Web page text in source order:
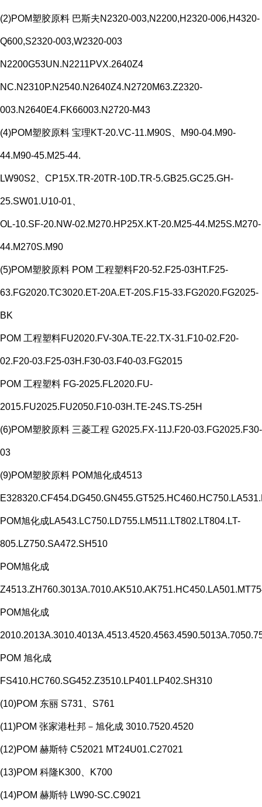
(2)POM塑胶原料 巴斯夫N2320-003,N2200,H2320-006,H4320-
Q600,S2320-003,W2320-003
N2200G53UN.N2211PVX.2640Z4
NC.N2310P.N2540.N2640Z4.N2720M63.Z2320-
003.N2640E4.FK66003.N2720-M43
(4)POM塑胶原料 宝理KT-20.VC-11.M90S、M90-04.M90-
44.M90-45.M25-44.
LW90S2、CP15X.TR-20TR-10D.TR-5.GB25.GC25.GH-
25.SW01.U10-01、
OL-10.SF-20.NW-02.M270.HP25X.KT-20.M25-44.M25S.M270-
44.M270S.M90
(5)POM塑胶原料 POM 工程塑料F20-52.F25-03HT.F25-
63.FG2020.TC3020.ET-20A.ET-20S.F15-33.FG2020.FG2025-
BK
POM 工程塑料FU2020.FV-30A.TE-22.TX-31.F10-02.F20-
02.F20-03.F25-03H.F30-03.F40-03.FG2015
POM 工程塑料 FG-2025.FL2020.FU-
2015.FU2025.FU2050.F10-03H.TE-24S.TS-25H
(6)POM塑胶原料 三菱工程 G2025.FX-11J.F20-03.FG2025.F30-
03
(9)POM塑胶原料 POM旭化成4513
POM旭化成LA543.LC750.LD755.LM511.LT802.LT804.LT-
805.LZ750.SA472.SH510
POM旭化成
POM旭化成
POM 旭化成
FS410.HC760.SG452.Z3510.LP401.LP402.SH310
(10)POM 东丽 S731、S761
(11)POM 张家港杜邦－旭化成 3010.7520.4520
(12)POM 赫斯特 C52021 MT24U01.C27021
(13)POM 科隆K300、K700
(14)POM 赫斯特 LW90-SC.C9021